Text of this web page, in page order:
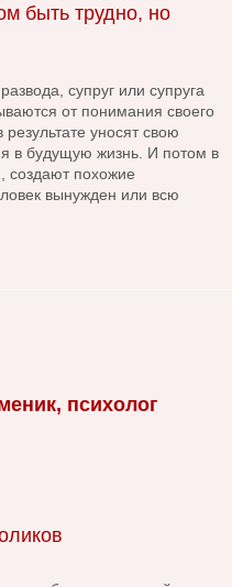
быть трудно, но
супруг или супруга
от понимания своего
уносят свою
в будущую жизнь. И потом в
создают похожие
вынужден или всю
психолог